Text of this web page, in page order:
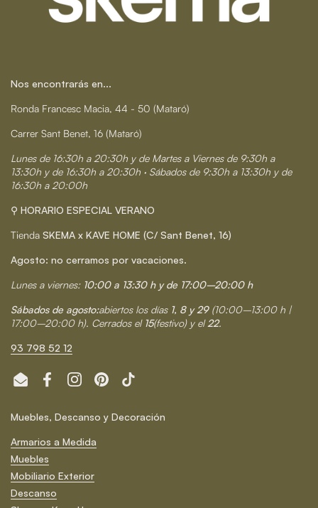
Nos encontrarás en...
Ronda Francesc Macia, 44 - 50 (Mataró)
Carrer Sant Benet, 16 (Mataró)
Lunes de 16:30h a 20:30h y de Martes a Viernes de 9:30h a
13:30h y de 16:30h a 20:30h · Sábados de 9:30h a 13:30h y de
16:30h a 20:00h
⚲ HORARIO ESPECIAL VERANO
Tienda SKEMA x KAVE HOME (C/ Sant Benet, 16)
Agosto: no cerramos por vacaciones.
Lunes a viernes: 10:00 a 13:30 h y de 17:00–20:00 h
Sábados de agosto:abiertos los días 1, 8 y 29 (10:00–13:00 h |
17:00–20:00 h). Cerrados el 15(festivo) y el22.
93 798 52 12
Email FacebookInstagramPinterestTikTok
Muebles, Descanso y Decoración
Armarios a Medida
Muebles
Mobiliario Exterior
Descanso